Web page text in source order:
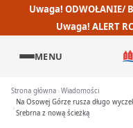
Uwaga! ODWOŁANIE/
Uwaga! ALERT
MENU
Strona główna Wiadomości
Na Osowej Górze rusza długo
Srebrna z nową ścieżką